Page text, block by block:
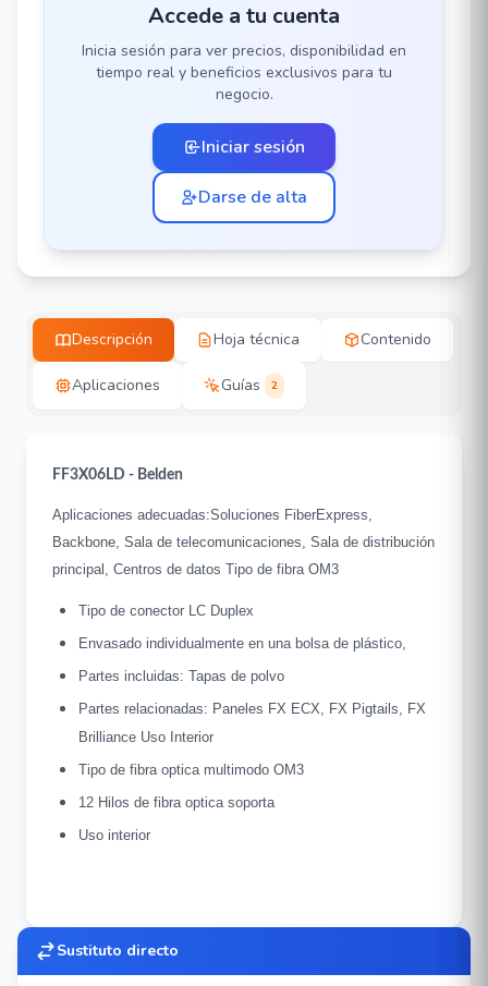
Accede a tu cuenta
Inicia sesión para ver precios, disponibilidad en
tiempo real y beneficios exclusivos para tu
negocio.
Iniciar sesión
Darse de alta
Descripción Hoja técnica Contenido
Aplicaciones Guías 2
FF3X06LD - Belden
Aplicaciones adecuadas:Soluciones FiberExpress,
Backbone, Sala de telecomunicaciones, Sala de distribución
principal, Centros de datos Tipo de fibra OM3
Tipo de conector LC Duplex
Envasado individualmente en una bolsa de plástico,
Partes incluidas: Tapas de polvo
Partes relacionadas: Paneles FX ECX, FX Pigtails, FX
Brilliance Uso Interior
Tipo de fibra optica multimodo OM3
12 Hilos de fibra optica soporta
Uso interior
Sustituto directo